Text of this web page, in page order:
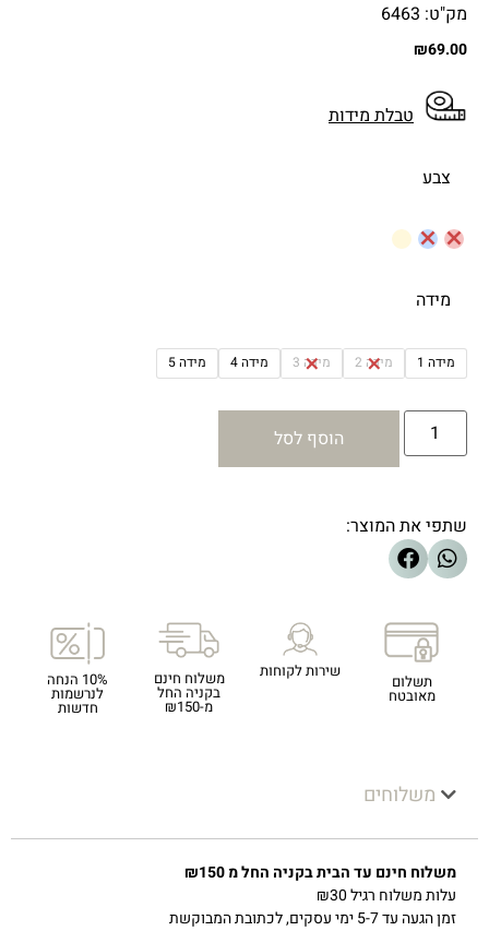
מק"ט: 6463
₪69.00
טבלת מידות
צבע
מידה
מידה 1 מידה 2 מידה 3 מידה 4 מידה 5
הוסף לסל
שתפי את המוצר:
תשלום
מאובטח
שירות לקוחות משלוח חינם
בקניה החל
מ-₪150
10% הנחה
לנרשמות
חדשות
משלוחים
משלוח חינם עד הבית בקניה החל מ ₪150
עלות משלוח רגיל ₪30
זמן הגעה עד 5-7 ימי עסקים, לכתובת המבוקשת